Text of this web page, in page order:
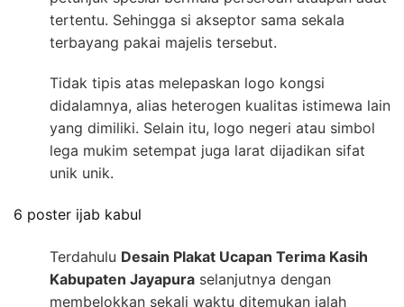
tertentu. Sehingga si akseptor sama sekala
terbayang pakai majelis tersebut.
Tidak tipis atas melepaskan logo kongsi
didalamnya, alias heterogen kualitas istimewa lain
yang dimiliki. Selain itu, logo negeri atau simbol
lega mukim setempat juga larat dijadikan sifat
unik unik.
6 poster ijab kabul
Terdahulu Desain Plakat Ucapan Terima Kasih
Kabupaten Jayapura selanjutnya dengan
membelokkan sekali waktu ditemukan ialah